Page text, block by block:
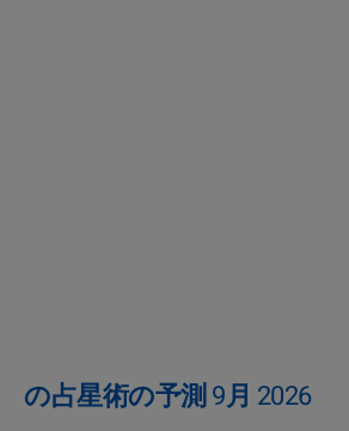
の占星術の予測 9月 2026